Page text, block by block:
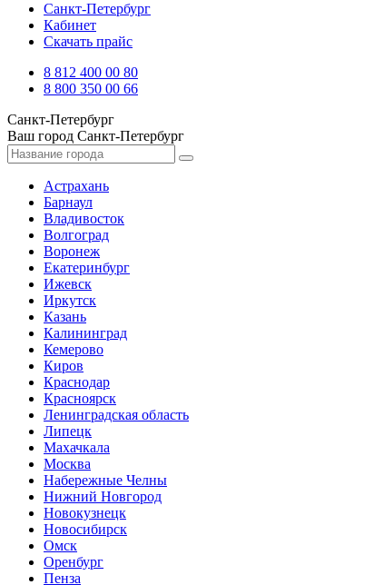
Санкт-Петербург
Кабинет
Скачать прайс
8 812 400 00 80
8 800 350 00 66
Санкт-Петербург
Ваш город Санкт-Петербург
Астрахань
Барнаул
Владивосток
Волгоград
Воронеж
Екатеринбург
Ижевск
Иркутск
Казань
Калининград
Кемерово
Киров
Краснодар
Красноярск
Ленинградская область
Липецк
Махачкала
Москва
Набережные Челны
Нижний Новгород
Новокузнецк
Новосибирск
Омск
Оренбург
Пенза